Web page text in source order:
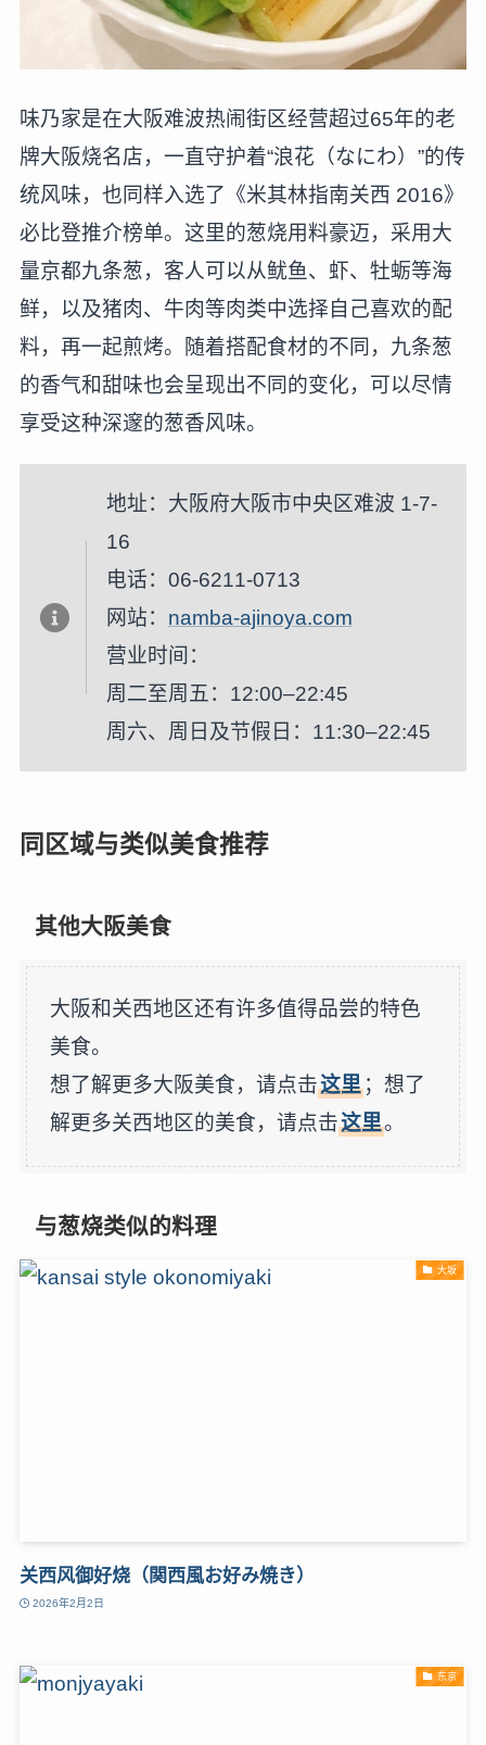
味乃家是在大阪难波热闹街区经营超过65年的老
牌大阪烧名店，一直守护着“浪花（なにわ）”的传
统风味，也同样入选了《米其林指南关西 2016》
必比登推介榜单。这里的葱烧用料豪迈，采用大
量京都九条葱，客人可以从鱿鱼、虾、牡蛎等海
鲜，以及猪肉、牛肉等肉类中选择自己喜欢的配
料，再一起煎烤。随着搭配食材的不同，九条葱
的香气和甜味也会呈现出不同的变化，可以尽情
享受这种深邃的葱香风味。
地址：大阪府大阪市中央区难波 1-7-
16
电话：06-6211-0713
网站： namba-ajinoya.com
营业时间：
周二至周五：12:00–22:45
周六、周日及节假日：11:30–22:45
同区域与类似美食推荐
其他大阪美食
大阪和关西地区还有许多值得品尝的特色
美食。
想了解更多大阪美食，请点击这里 ；想了
解更多关西地区的美食，请点击这里。
与葱烧类似的料理
大坂
关西风御好烧（関西風お好み焼き）
2026年2月2日
东京